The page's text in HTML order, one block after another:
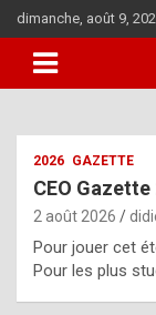
Skip
to
content
dimanche, août 9,
2026 GAZETTE
CEO
2 août 2026
Pour jouer cet
Pour les plus